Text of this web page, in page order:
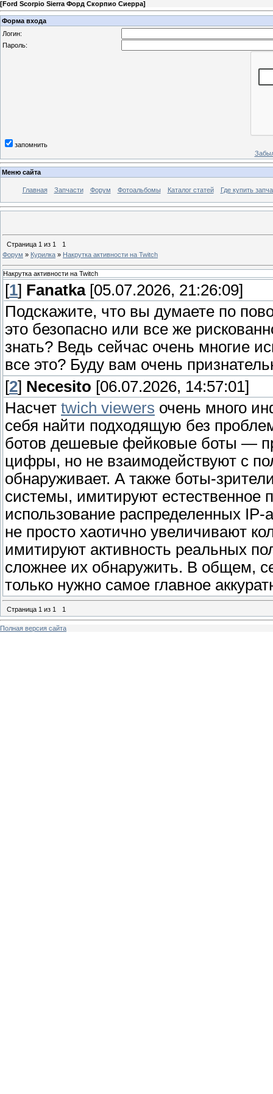
[Ford Scorpio Sierra Форд Скорпио Сиерра]
Форма входа
Логин:
Пароль:
запомнить
Меню сайта
Главная Запчасти Форум Фотоальбомы Каталог статей Где купить
Страница 1 из 1
1
Форум » Курилка » Накрутка активности на Twitch
Накрутка активности на Twitch
[1] Fanatka[05.07.2026, 21:26:09]
Подскажите, что вы думаете по
это безопасно или все же
знать? Ведь сейчас очень многие
все это? Буду вам очень
[2] Necesito [06.07.2026, 14:57:01]
Насчет twich viewers очень много
себя найти подходящую без
ботов дешевые фейковые боты —
цифры, но не взаимодействуют с
обнаруживает. А также боты-
системы, имитируют естественное
использование распределенных
не просто хаотично увеличивают
имитируют активность реальных
сложнее их обнаружить. В общем,
только нужно самое главное
Страница 1 из 1 1
Полная версия сайта